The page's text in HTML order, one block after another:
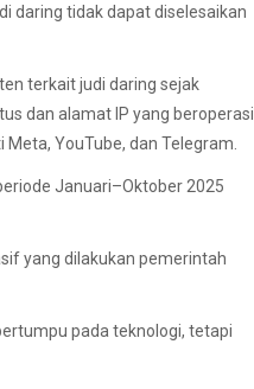
daring tidak dapat diselesaikan
terkait judi daring sejak
dan alamat IP yang beroperasi
YouTube, dan Telegram.
Januari–Oktober 2025
yang dilakukan pemerintah
pada teknologi, tetapi